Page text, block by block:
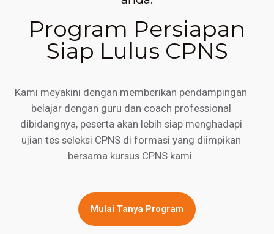
Program Persiapan
Siap Lulus CPNS
Kami meyakini dengan memberikan pendampingan
belajar dengan guru dan coach professional
dibidangnya, peserta akan lebih siap menghadapi
ujian tes seleksi CPNS di formasi yang diimpikan
bersama kursus CPNS kami.
Mulai Tanya Program